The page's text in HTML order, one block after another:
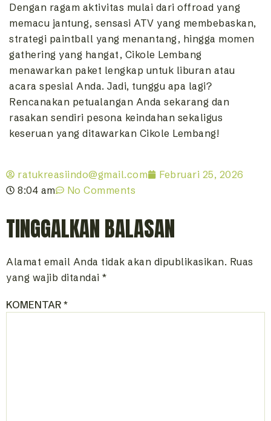
Dengan ragam aktivitas mulai dari offroad yang
memacu jantung, sensasi ATV yang membebaskan,
strategi paintball yang menantang, hingga momen
gathering yang hangat, Cikole Lembang
menawarkan paket lengkap untuk liburan atau
acara spesial Anda. Jadi, tunggu apa lagi?
Rencanakan petualangan Anda sekarang dan
rasakan sendiri pesona keindahan sekaligus
keseruan yang ditawarkan Cikole Lembang!
ratukreasiindo@gmail.com
Februari 25, 2026
8:04 am
No Comments
TINGGALKAN BALASAN
Alamat email Anda tidak akan dipublikasikan. Ruas
yang wajib ditandai *
KOMENTAR*